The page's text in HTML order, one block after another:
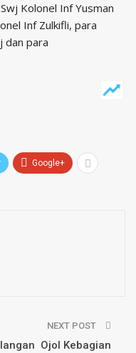
Kolonel Inf Yusman
Inf Zulkifli, para
dan para
Google+
NEXT POST
Ojol Kebagian